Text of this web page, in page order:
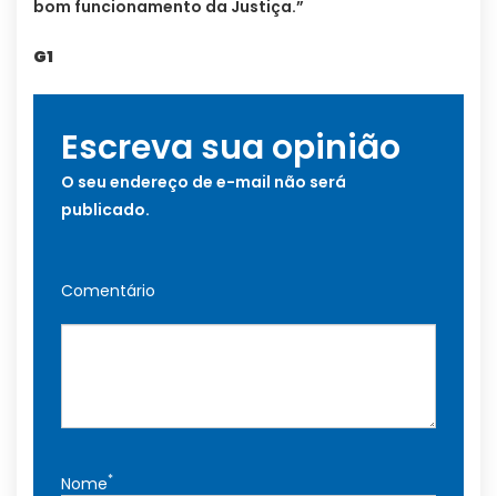
bom funcionamento da Justiça.”
G1
Escreva sua opinião
O seu endereço de e-mail não será
publicado.
Comentário
Nome*